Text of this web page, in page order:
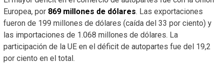
Europea, por 869 millones de dólares. Las exportaciones
fueron de 199 millones de dólares (caída del 33 por ciento) y
las importaciones de 1.068 millones de dólares. La
participación de la UE en el déficit de autopartes fue del 19,2
por ciento en el total.